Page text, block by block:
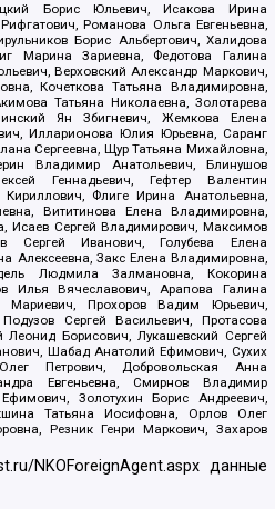
Борис Юльевич, Исакова Ирина
Романова Ольга Евгеньевна,
Борис Альбертович, Халидова
Марина Зариевна, Федотова Галина
Верховский Александр Маркович,
Кочеткова Татьяна Владимировна,
Татьяна Николаевна, Золотарева
Ян Збигневич, Жемкова Елена
Илларионова Юлия Юрьевна, Саранг
Сергеевна, Щур Татьяна Михайловна,
Владимир Анатольевич, Блинушов
Геннадьевич, Гефтер Валентин
Флиге Ирина Анатольевна,
Вититинова Елена Владимировна,
Исаев Сергей Владимирович, Максимов
Сергей Иванович, Голубева Елена
Алексеевна, Закс Елена Владимировна,
Людмила Залмановна, Кокорина
Илья Вячеславович, Арапова Галина
Мариевич, Прохоров Вадим Юрьевич,
Сергей Васильевич, Протасова
Борисович, Лукашевский Сергей
Шабад Анатолий Ефимович, Сухих
Петрович, Добровольская Анна
Евгеньевна, Смирнов Владимир
Золотухин Борис Андреевич,
Татьяна Иосифовна, Орлов Олег
Резник Генри Маркович, Захаров
NKOForeignAgent.aspxданные